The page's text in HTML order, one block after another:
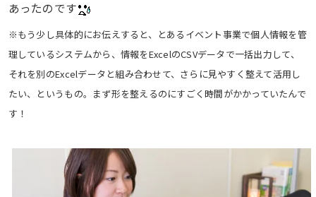
あったのです
※もう少し具体的にお伝えすると、とあるイベント事業で個人情報を管
理しているシステムから、情報をExcelのCSVデータで一括出力して、
それを別のExcelデータと組み合わせて、さらに見やすく整えて活用し
たい、というもの。まず形を整えるのにすごく時間がかかっていたんで
す！